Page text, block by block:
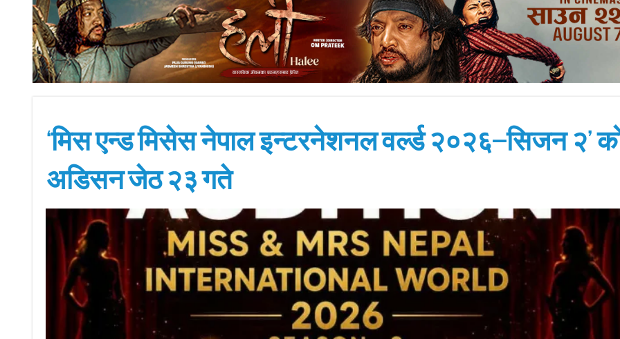
‘मिस एन्ड मिसेस नेपाल इन्टरनेशनल वर्ल्ड २०२६–सिजन २’
अडिसन जेठ २३ गते